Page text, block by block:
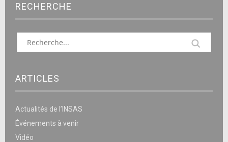
RECHERCHE
ARTICLES
Actualités de l’INSAS
Événements à venir
Vidéo